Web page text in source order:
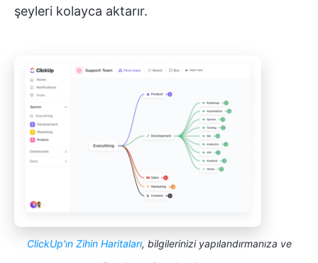
şeyleri kolayca aktarır.
ClickUp'ın Zihin Haritaları, bilgilerinizi yapılandırmanıza ve